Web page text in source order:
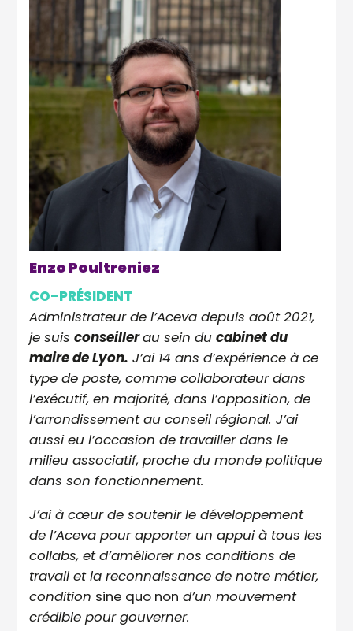
Enzo Poultreniez
CO-PRÉSIDENT
Administrateur de l’Aceva depuis août 2021,
je suisconseillerau sein ducabinet du
maire de Lyon. J’ai 14 ans d’expérience à ce
type de poste, comme collaborateur dans
l’exécutif, en majorité, dans l’opposition, de
l’arrondissement au conseil régional. J’ai
aussi eu l’occasion de travailler dans le
milieu associatif, proche du monde politique
dans son fonctionnement.
J’ai à cœur de soutenir le développement
de l’Aceva pour apporter un appui à tous les
collabs, et d’améliorer nos conditions de
travail et la reconnaissance de notre métier,
condition sine quo non d’un mouvement
crédible pour gouverner.